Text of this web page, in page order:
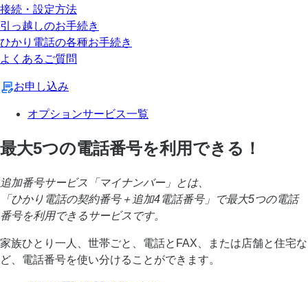
接続・設定方法
引っ越しのお手続き
ひかり電話の各種お手続き
よくあるご質問
お申し込み
オプションサービス一覧
最大5つの電話番号を利用できる！
追加番号サービス「マイナンバー」とは、
「ひかり電話の契約番号＋追加4電話番号」で最大5つの電話
番号を利用できるサービスです。
家族ひとり一人、世帯ごと、電話とFAX、または店舗と住宅な
ど、電話番号を使い分けることができます。